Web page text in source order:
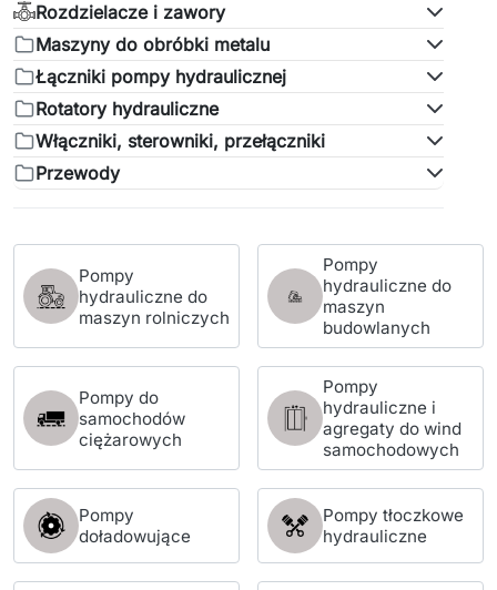
Rozdzielacze i zawory
Maszyny do obróbki metalu
Łączniki pompy hydraulicznej
Rotatory hydrauliczne
Włączniki, sterowniki, przełączniki
Przewody
Pompy
hydrauliczne do
maszyn rolniczych
Pompy
hydrauliczne do
maszyn
budowlanych
Pompy do
samochodów
ciężarowych
Pompy
hydrauliczne i
agregaty do wind
samochodowych
Pompy
doładowujące
Pompy tłoczkowe
hydrauliczne